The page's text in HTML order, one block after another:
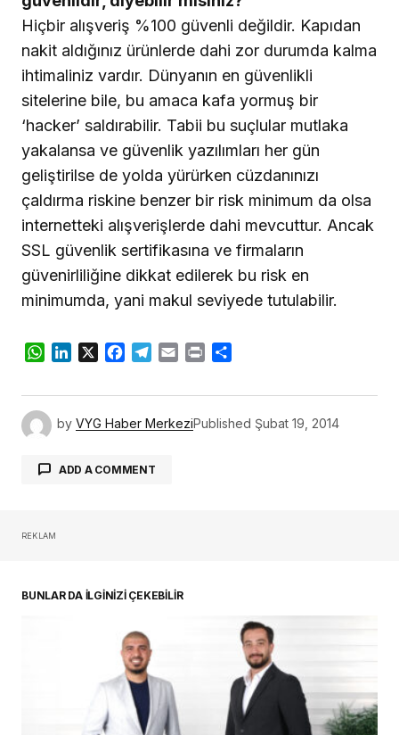
Hiçbir alışveriş %100 güvenli değildir. Kapıdan
nakit aldığınız ürünlerde dahi zor durumda kalma
ihtimaliniz vardır. Dünyanın en güvenlikli
sitelerine bile, bu amaca kafa yormuş bir
‘hacker’ saldırabilir. Tabii bu suçlular mutlaka
yakalansa ve güvenlik yazılımları her gün
geliştirilse de yolda yürürken cüzdanınızı
çaldırma riskine benzer bir risk minimum da olsa
internetteki alışverişlerde dahi mevcuttur. Ancak
SSL güvenlik sertifikasına ve firmaların
güvenirliliğine dikkat edilerek bu risk en
minimumda, yani makul seviyede tutulabilir.
WhatsApp
LinkedIn
X Facebook
Telegram
Email Print
by VYG Haber MerkeziPublished Şubat 19, 2014
ADD A COMMENT
REKLAM
BUNLAR DA İLGİNİZİ ÇEKEBİLİR